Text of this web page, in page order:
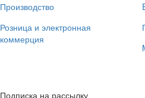
Производство
Розница и электронная
коммерция
Подписка на рассылку